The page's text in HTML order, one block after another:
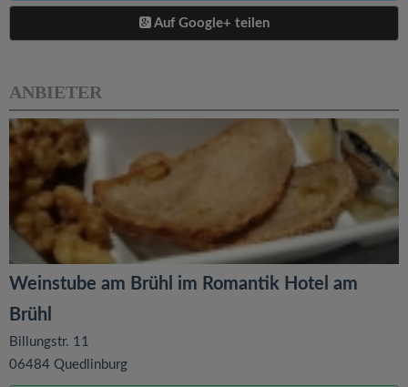
Auf Google+ teilen
ANBIETER
Weinstube am Brühl im Romantik Hotel am
Brühl
Billungstr. 11
06484 Quedlinburg